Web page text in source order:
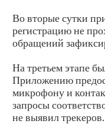
Во вторые сутки
регистрацию не
обращений
На третьем этапе
Приложению
микрофону и
запросы
не выявил трекеров.